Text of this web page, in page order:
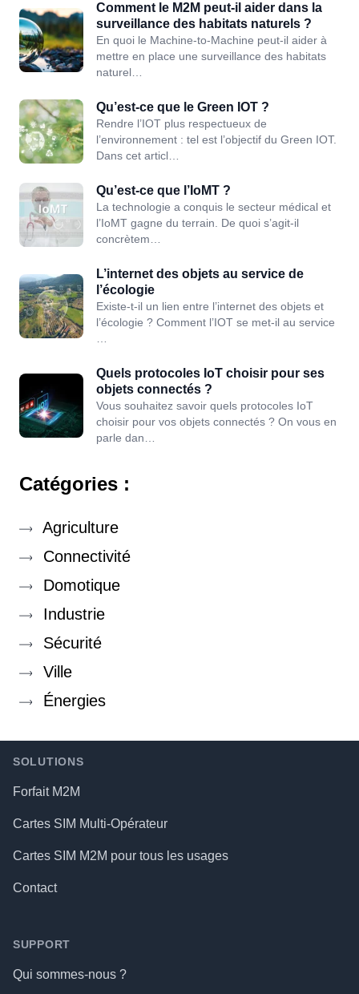
Comment le M2M peut-il aider dans la
surveillance des habitats naturels ?
En quoi le Machine-to-Machine peut-il aider à
mettre en place une surveillance des habitats
naturel…
Qu’est-ce que le Green IOT ?
Rendre l’IOT plus respectueux de
l’environnement : tel est l’objectif du Green IOT.
Dans cet articl…
Qu’est-ce que l’IoMT ?
La technologie a conquis le secteur médical et
l’IoMT gagne du terrain. De quoi s’agit-il
concrètem…
L’internet des objets au service de
l’écologie
Existe-t-il un lien entre l’internet des objets et
l’écologie ? Comment l’IOT se met-il au service
Quels protocoles IoT choisir pour ses
objets connectés ?
Vous souhaitez savoir quels protocoles IoT
choisir pour vos objets connectés ? On vous en
parle dan…
Catégories :
Agriculture
Connectivité
Domotique
Industrie
Sécurité
Ville
Énergies
SOLUTIONS
Forfait M2M
Cartes SIM Multi-Opérateur
Cartes SIM M2M pour tous les usages
Contact
SUPPORT
Qui sommes-nous ?